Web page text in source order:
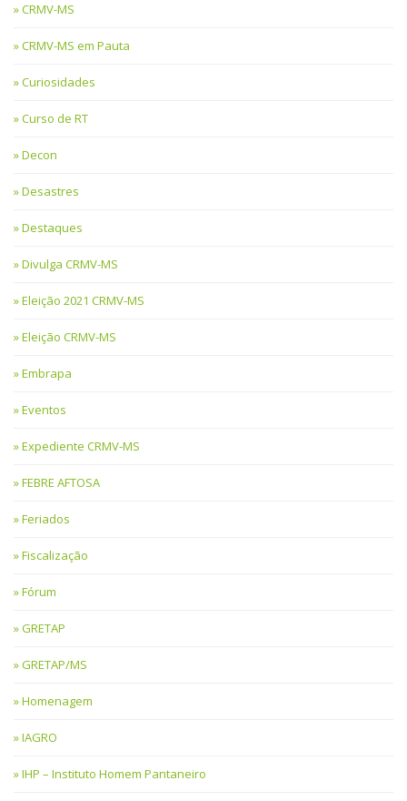
CRMV-MS
CRMV-MS em Pauta
Curiosidades
Curso de RT
Decon
Desastres
Destaques
Divulga CRMV-MS
Eleição 2021 CRMV-MS
Eleição CRMV-MS
Embrapa
Eventos
Expediente CRMV-MS
FEBRE AFTOSA
Feriados
Fiscalização
Fórum
GRETAP
GRETAP/MS
Homenagem
IAGRO
IHP – Instituto Homem Pantaneiro